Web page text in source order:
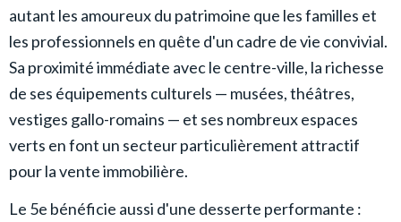
autant les amoureux du patrimoine que les familles et
les professionnels en quête d'un cadre de vie convivial.
Sa proximité immédiate avec le centre-ville, la richesse
de ses équipements culturels — musées, théâtres,
vestiges gallo-romains — et ses nombreux espaces
verts en font un secteur particulièrement attractif
pour la vente immobilière.
Le 5e bénéficie aussi d'une desserte performante :